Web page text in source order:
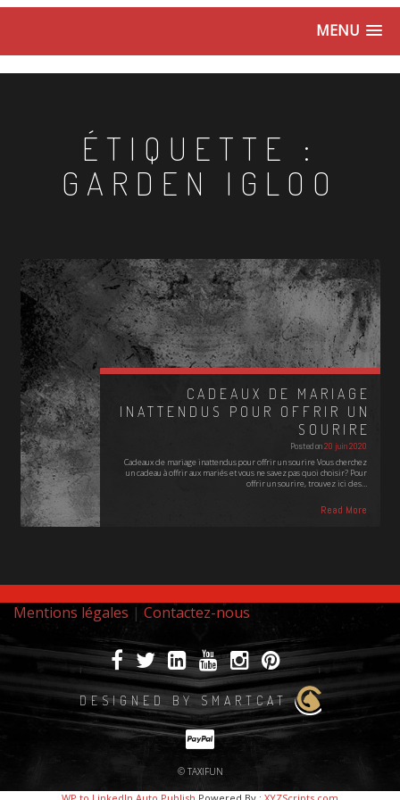
MENU
ÉTIQUETTE :
GARDEN IGLOO
CADEAUX DE MARIAGE
INATTENDUS POUR OFFRIR UN
SOURIRE
Posted on20 juin 2020
Cadeaux de mariage inattendus pour offrir un sourire Vous cherchez
un cadeau à offrir aux mariés et vous ne savez pas quoi choisir? Pour
offrir un sourire, trouvez ici des…
Read More
Mentions légales | Contactez-nous
DESIGNED BY SMARTCAT
© TAXIFUN